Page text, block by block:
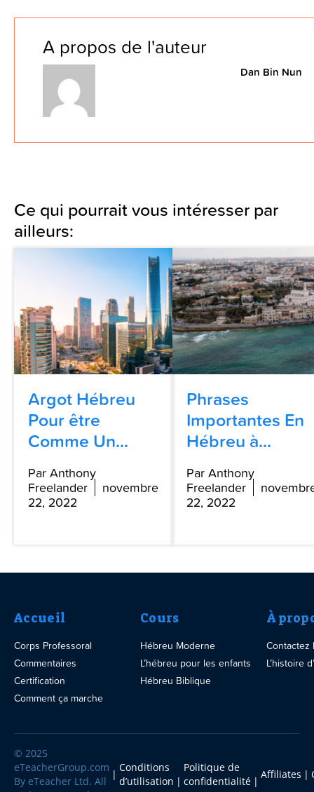
A propos de l'auteur
Dan Bin Nun
Ce qui pourrait vous intéresser par
ailleurs:
Argot Hébreu
Pour être
Comme Un...
Par Anthony
Freelander
novembre
22, 2022
Phrases
Importantes En
Hébreu à...
Par Anthony
Freelander
22, 2022
Accueil
Corps Professoral
Commentaires
Certification
Comment ça marche
Cours
Hébreu Moderne
L’hébreu pour les enfants
Hébreu Biblique
À
Contactez
L’histoire
© 2025
eTeacherGroup.com
By eTeacher Ltd. All
Conditions
d’utilisation
Politique de
confidentialité
Affiliates